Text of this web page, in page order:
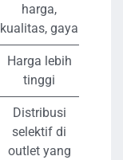
harga,
kualitas, gaya
Harga lebih
tinggi
Distribusi
selektif di
outlet yang